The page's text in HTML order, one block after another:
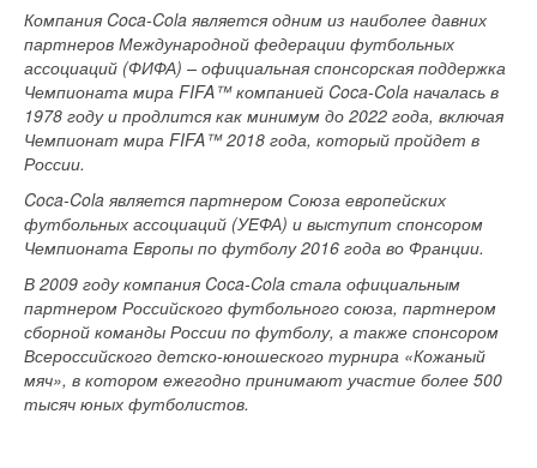
Компания Coca-Cola является одним из наиболее давних
партнеров Международной федерации футбольных
ассоциаций (ФИФА) – официальная спонсорская поддержка
Чемпионата мира FIFA™ компанией Coca-Cola началась в
1978 году и продлится как минимум до 2022 года, включая
Чемпионат мира FIFA™ 2018 года, который пройдет в
России.
Coca-Cola является партнером Союза европейских
футбольных ассоциаций (УЕФА) и выступит спонсором
Чемпионата Европы по футболу 2016 года во Франции.
В 2009 году компания Coca-Cola стала официальным
партнером Российского футбольного союза, партнером
сборной команды России по футболу, а также спонсором
Всероссийского детско-юношеского турнира «Кожаный
мяч», в котором ежегодно принимают участие более 500
тысяч юных футболистов.